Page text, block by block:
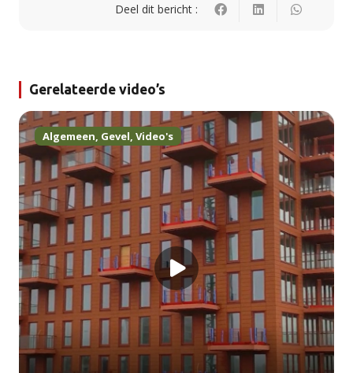
Deel dit bericht :
Gerelateerde video’s
Algemeen, Gevel, Video's